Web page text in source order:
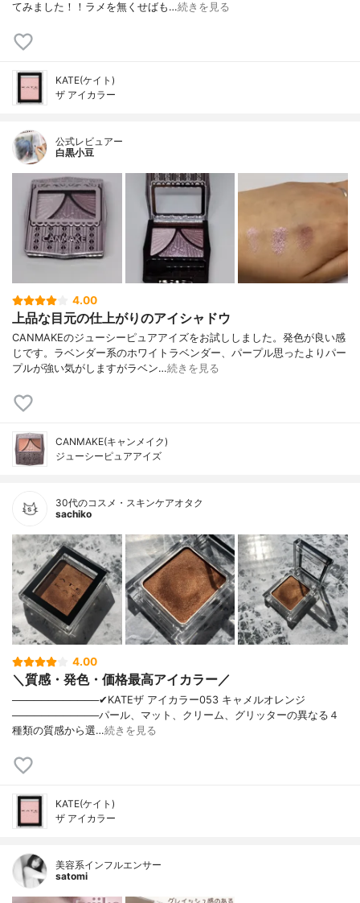
てみました！！ラメを無くせばも…続きを見る
KATE(ケイト)
ザ アイカラー
公式レビュアー
白黒小豆
4.00
上品な目元の仕上がりのアイシャドウ
CANMAKEのジューシーピュアアイズをお試ししました。発色が良い感
じです。ラベンダー系のホワイトラベンダー、パープル思ったよりパー
プルが強い気がしますがラベン…続きを見る
CANMAKE(キャンメイク)
ジューシーピュアアイズ
30代のコスメ・スキンケアオタク
sachiko
4.00
＼質感・発色・価格最高アイカラー／
────────────✔︎KATEザ アイカラー053 キャメルオレンジ
────────────パール、マット、クリーム、グリッターの異なる４
種類の質感から選…続きを見る
KATE(ケイト)
ザ アイカラー
美容系インフルエンサー
satomi